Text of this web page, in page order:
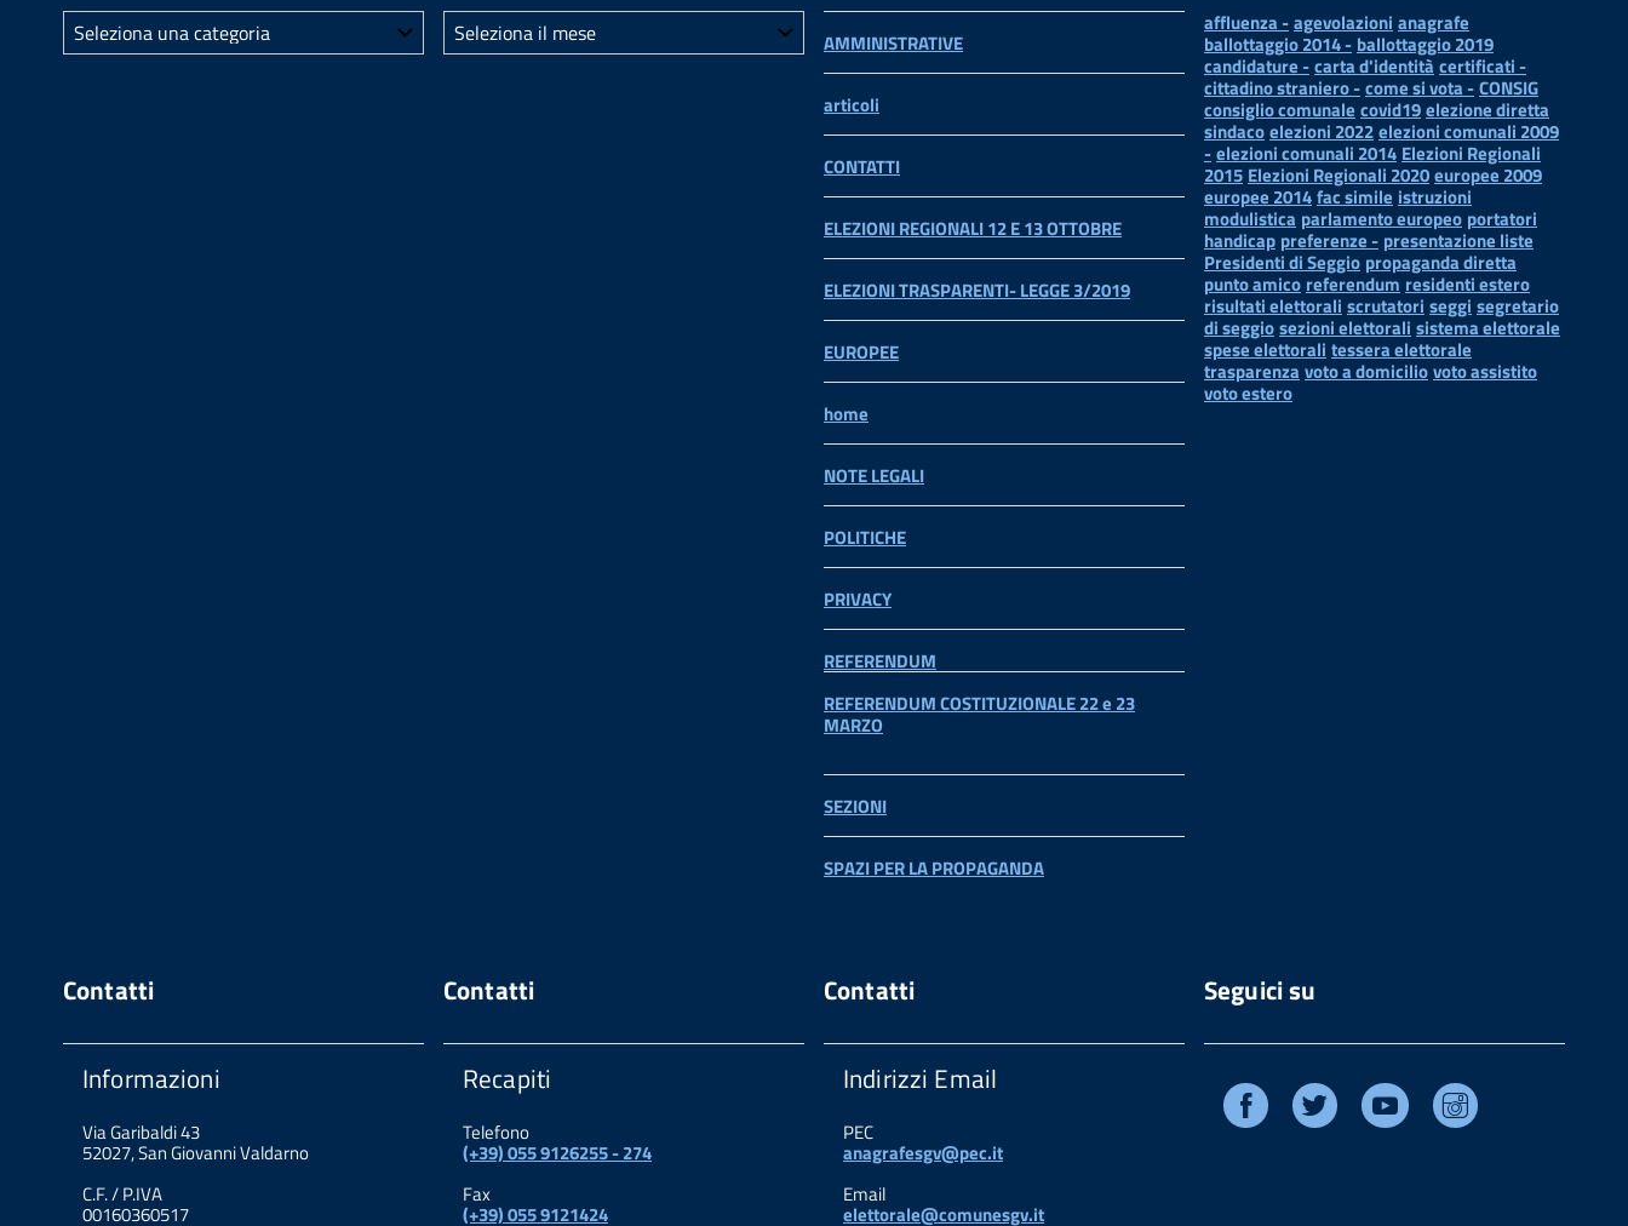
Categorie Archivi
AMMINISTRATIVE
articoli
CONTATTI
ELEZIONI REGIONALI 12 E 13 OTTOBRE
ELEZIONI TRASPARENTI- LEGGE 3/2019
EUROPEE
home
NOTE LEGALI
POLITICHE
PRIVACY
REFERENDUM
REFERENDUM COSTITUZIONALE 22 e 23
MARZO
SEZIONI
SPAZI PER LA PROPAGANDA
affluenza -agevolazioni anagrafe
ballottaggio 2014 - ballottaggio 2019
candidature -carta d'identità certificati -
cittadino straniero -come si vota -CONSIG
consiglio comunale covid19elezione diretta
sindacoelezioni 2022elezioni comunali 2009
-elezioni comunali 2014 Elezioni Regionali
2015 Elezioni Regionali 2020europee 2009
europee 2014fac simile istruzioni
modulistica parlamento europeo portatori
handicap preferenze - presentazione liste
Presidenti di Seggio propaganda diretta
punto amico referendum residenti estero
risultati elettorali scrutatori seggi segretario
di seggiosezioni elettorali sistema elettorale
spese elettorali tessera elettorale
trasparenza voto a domiciliovoto assistito
voto estero
Contatti
Informazioni
Via Garibaldi 43
52027, San Giovanni Valdarno
C.F. / P.IVA
00160360517
Contatti
Recapiti
Telefono
(+39) 055 9126255 - 274
Fax
(+39) 055 9121424
Contatti
Indirizzi Email
PEC
anagrafesgv@pec.it
Email
elettorale@comunesgv.it
Seguici su
Facebook Twitter Youtube